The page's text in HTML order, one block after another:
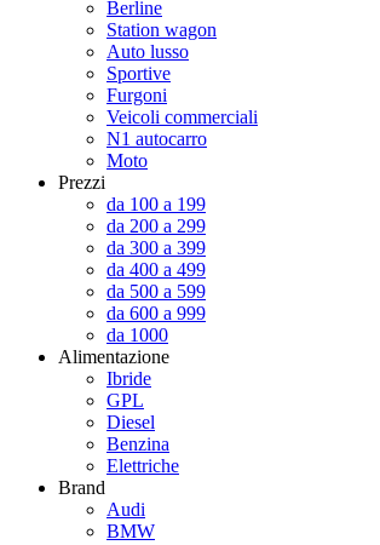
Berline
Station wagon
Auto lusso
Sportive
Furgoni
Veicoli commerciali
N1 autocarro
Moto
Prezzi
da 100 a 199
da 200 a 299
da 300 a 399
da 400 a 499
da 500 a 599
da 600 a 999
da 1000
Alimentazione
Ibride
GPL
Diesel
Benzina
Elettriche
Brand
Audi
BMW